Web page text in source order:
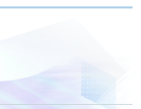
學院設有報名服務的教
繳費，請瀏覽網上